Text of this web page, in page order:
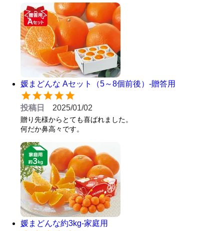
媛まどんな Aセット（5～8個前後）-贈答用
投稿日 2025/01/02
贈り先様からとても喜ばれました。
何だか鼻高々です。
媛まどんな約3kg-家庭用